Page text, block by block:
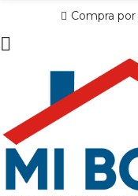
Compra